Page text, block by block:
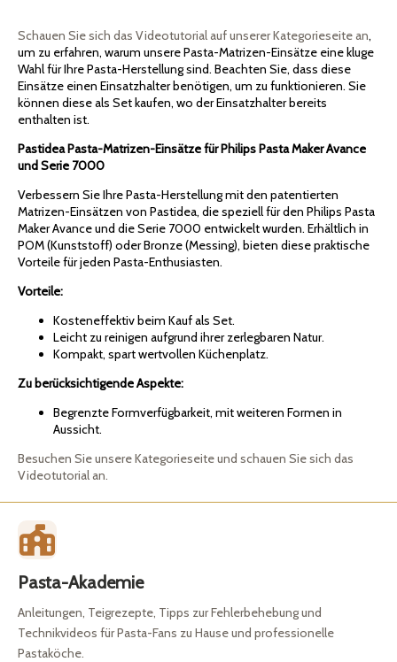
Schauen Sie sich das Videotutorial auf unserer Kategorieseite an,
um zu erfahren, warum unsere Pasta-Matrizen-Einsätze eine kluge
Wahl für Ihre Pasta-Herstellung sind. Beachten Sie, dass diese
Einsätze einen Einsatzhalter benötigen, um zu funktionieren. Sie
können diese als Set kaufen, wo der Einsatzhalter bereits
enthalten ist.
Pastidea Pasta-Matrizen-Einsätze für Philips Pasta Maker Avance
und Serie 7000
Verbessern Sie Ihre Pasta-Herstellung mit den patentierten
Matrizen-Einsätzen von Pastidea, die speziell für den Philips Pasta
Maker Avance und die Serie 7000 entwickelt wurden. Erhältlich in
POM (Kunststoff) oder Bronze (Messing), bieten diese praktische
Vorteile für jeden Pasta-Enthusiasten.
Vorteile:
Kosteneffektiv beim Kauf als Set.
Leicht zu reinigen aufgrund ihrer zerlegbaren Natur.
Kompakt, spart wertvollen Küchenplatz.
Zu berücksichtigende Aspekte:
Begrenzte Formverfügbarkeit, mit weiteren Formen in
Aussicht.
Besuchen Sie unsere Kategorieseite und schauen Sie sich das
Videotutorial an.
Pasta-Akademie
Anleitungen, Teigrezepte, Tipps zur Fehlerbehebung und
Technikvideos für Pasta-Fans zu Hause und professionelle
Pastaköche.